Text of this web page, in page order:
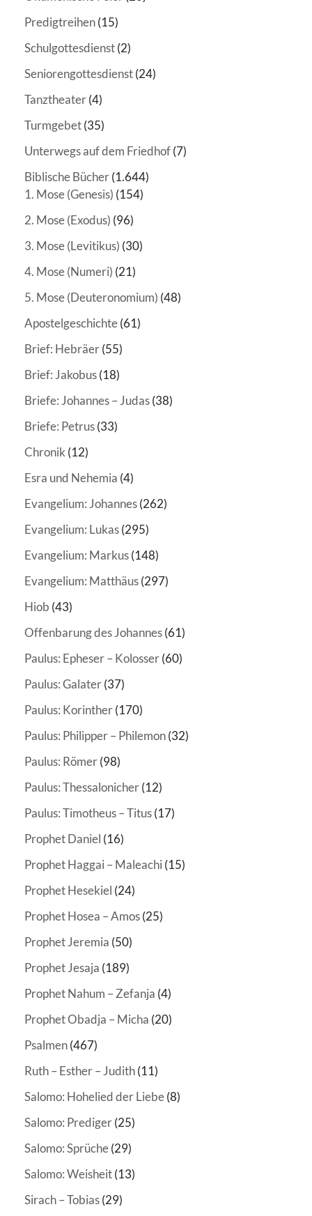
Predigtreihen(15)
Schulgottesdienst(2)
Seniorengottesdienst(24)
Tanztheater(4)
Turmgebet(35)
Unterwegs auf dem Friedhof(7)
Biblische Bücher(1.644)
1. Mose (Genesis) (154)
2. Mose (Exodus) (96)
3. Mose (Levitikus) (30)
4. Mose (Numeri) (21)
5. Mose (Deuteronomium) (48)
Apostelgeschichte(61)
Brief: Hebräer(55)
Brief: Jakobus(18)
Briefe: Johannes – Judas(38)
Briefe: Petrus(33)
Chronik (12)
Esra und Nehemia (4)
Evangelium: Johannes(262)
Evangelium: Lukas(295)
Evangelium: Markus(148)
Evangelium: Matthäus(297)
Hiob (43)
Offenbarung des Johannes(61)
Paulus: Epheser – Kolosser(60)
Paulus: Galater(37)
Paulus: Korinther(170)
Paulus: Philipper – Philemon(32)
Paulus: Römer(98)
Paulus: Thessalonicher(12)
Paulus: Timotheus – Titus(17)
Prophet Daniel (16)
Prophet Haggai – Maleachi (15)
Prophet Hesekiel (24)
Prophet Hosea – Amos(25)
Prophet Jeremia (50)
Prophet Jesaja (189)
Prophet Nahum – Zefanja (4)
Prophet Obadja – Micha (20)
Psalmen(467)
Ruth – Esther – Judith(11)
Salomo: Hohelied der Liebe(8)
Salomo: Prediger(25)
Salomo: Sprüche(29)
Salomo: Weisheit(13)
Sirach – Tobias(29)